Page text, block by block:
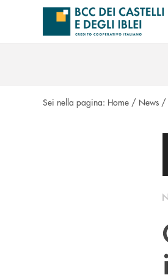
Salta al contenuto principale
Sei nella pagina: Home / News /